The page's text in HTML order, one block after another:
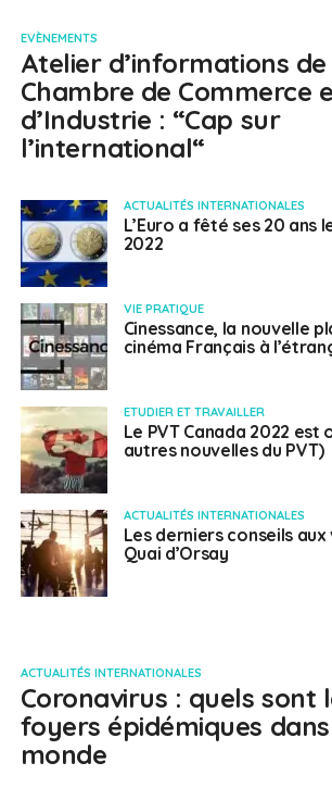
EVÈNEMENTS
Atelier d’informations
Chambre de Commerce
d’Industrie : “Cap sur
l’international“
ACTUALITÉS INTERNATIONALES
L’Euro a fêté ses 20 ans
2022
VIE PRATIQUE
Cinessance, la nouvelle
cinéma Français à
ETUDIER ET TRAVAILLER
Le PVT Canada 2022 est
autres nouvelles du PVT)
ACTUALITÉS INTERNATIONALES
Les derniers conseils
Quai d’Orsay
ACTUALITÉS INTERNATIONALES
Coronavirus : quels sont
foyers épidémiques
monde